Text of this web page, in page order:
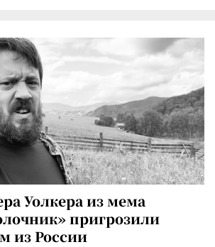
Уолкера из мема
пригрозили
из России